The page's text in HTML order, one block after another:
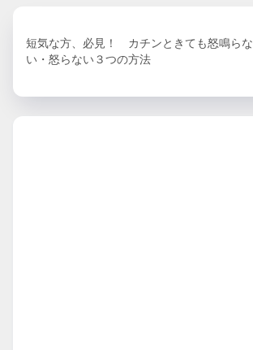
短気な方、必見！ カチンときても怒鳴らな
い・怒らない３つの方法